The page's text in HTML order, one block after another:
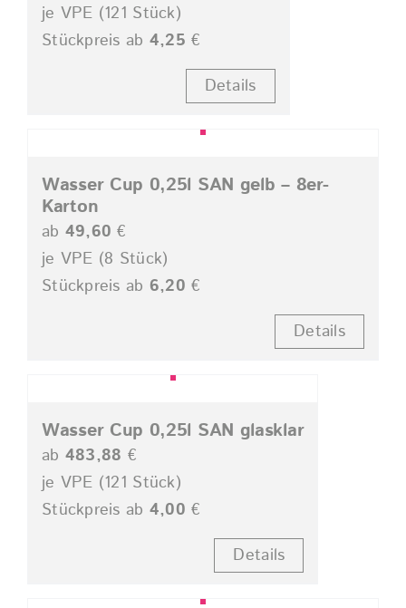
je VPE (121 Stück)
Stückpreis ab 4,25 €
Details
Wasser Cup 0,25l SAN gelb – 8er-
Karton
ab 49,60 €
je VPE (8 Stück)
Stückpreis ab 6,20 €
Details
Wasser Cup 0,25l SAN glasklar
ab 483,88 €
je VPE (121 Stück)
Stückpreis ab 4,00 €
Details